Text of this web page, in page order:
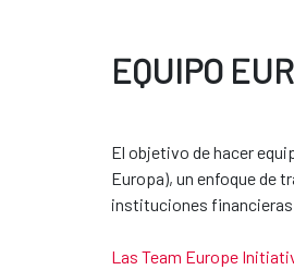
EQUIPO
El objetivo de hacer
Europa), un enfoque de
instituciones financieras
Las Team Europe